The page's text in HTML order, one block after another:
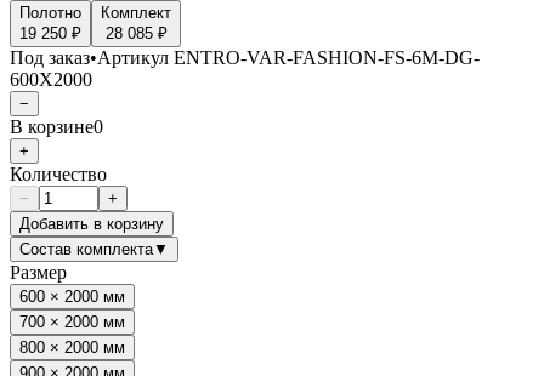
Полотно
19 250 ₽
Комплект
28 085 ₽
Под заказ•Артикул ENTRO-VAR-FASHION-FS-6M-DG-
600X2000
−
В корзине0
+
Количество
−
+
Добавить в корзину
Состав комплекта▼
Размер
600 × 2000 мм
700 × 2000 мм
800 × 2000 мм
900 × 2000 мм